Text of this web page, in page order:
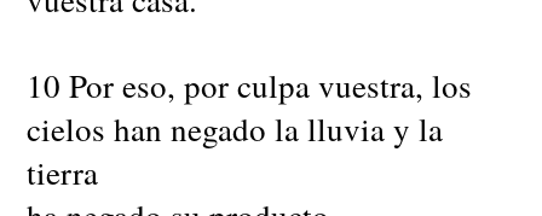
10 Por eso, por culpa vuestra, los
cielos han negado la lluvia y la
tierra